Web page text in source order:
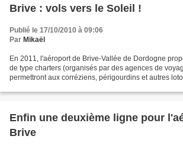
Brive : vols vers le Soleil !
Publié le 17/10/2010 à 09:06
Par Mikaël
En 2011, l'aéroport de Brive-Vallée de Dordogne
de type charters (organisés par des agences de
permettront aux corréziens, périgourdins et autres
Enfin une deuxième ligne pour
Brive